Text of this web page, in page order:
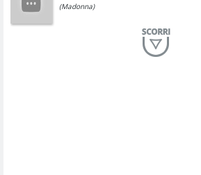
(Madonna)